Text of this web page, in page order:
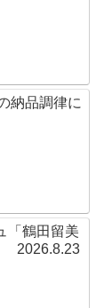
納品調律に
「鶴田留美
2026.8.23